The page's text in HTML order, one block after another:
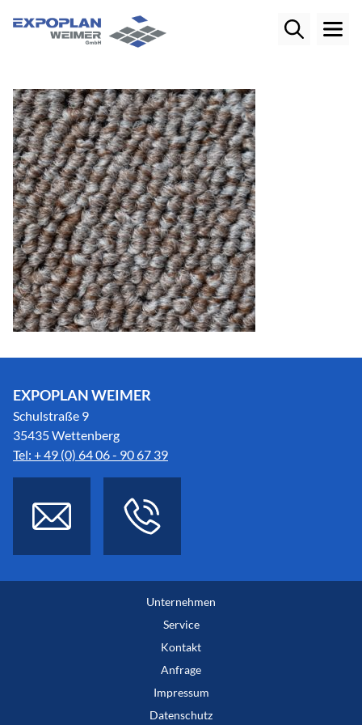
EXPOPLAN WEIMER
Schulstraße 9
35435 Wettenberg
Tel: + 49 (0) 64 06 - 90 67 39
Unternehmen
Service
Kontakt
Anfrage
Impressum
Datenschutz